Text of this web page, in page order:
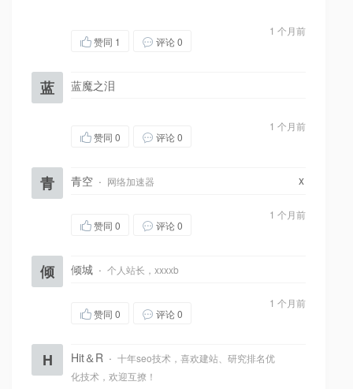
1 个月前
赞同 1 评论 0
蓝 蓝魔之泪
1 个月前
赞同 0 评论 0
青 青空 · 网络加速器 x
1 个月前
赞同 0 评论 0
倾 倾城 · 个人站长，xxxxb
1 个月前
赞同 0 评论 0
H Hit＆R · 十年seo技术，喜欢建站、研究排名优
化技术，欢迎互撩！